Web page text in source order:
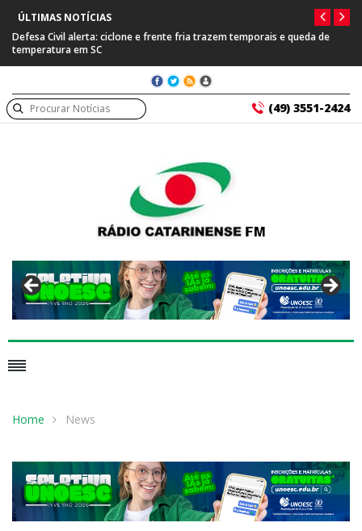
ÚLTIMAS NOTÍCIAS
Defesa Civil alerta: ciclone e frente fria trazem temporais e queda de
temperatura em SC
(49) 3551-2424
Home News